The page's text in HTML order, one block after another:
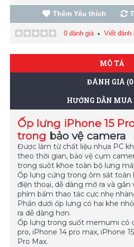
Thêm Yêu thích
0 đánh giá• Viết đánh
MÔ TẢ
ĐÁNH GIÁ
HƯỚNG DẪN
Ốp lưng iPhone 15
trong bảo vệ camera
Được làm từ chất liệu nhựa PC
theo thời gian, bảo vệ cụm
trong suôt khoe toàn bộ lưng
Ốp lưng cứng trong ôm sát toàn
điện thoại, dễ dàng mở ra và gắn
phím bấm thao tác cực nhẹ
Phần dưới ốp lưng có hai khe
ra dễ dàng hơn.
Ốp lưng trong suốt memumi có
pro, iPhone 14 pro max, iPhone
Pro Max.